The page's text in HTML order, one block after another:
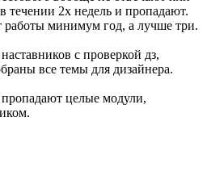
течении 2х недель и пропадают.
работы минимум год, а лучше три.
с проверкой дз,
все темы для дизайнера.
целые модули,